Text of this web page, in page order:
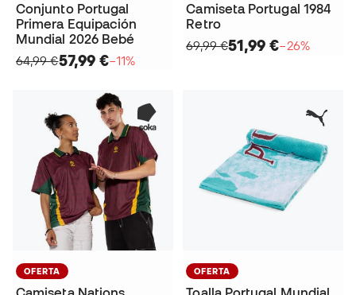
Conjunto Portugal
Primera Equipación
Mundial 2026 Bebé
64,99 €57,99 €−11%
Camiseta Portugal 1984
Retro
69,99 €51,99 €−26%
OFERTA OFERTA